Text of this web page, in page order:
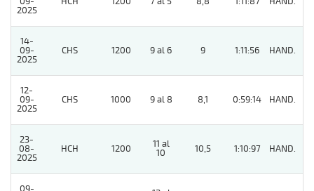
2025
14-
09-
2025
CHS 1200 9 al 6 9 1:11:56 HAND.
12-
09-
2025
CHS 1000 9 al 8 8,1 0:59:14 HAND.
23-
08-
2025
HCH 1200
11 al
10
10,5 1:10:97 HAND.